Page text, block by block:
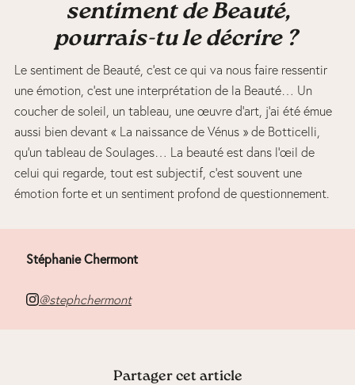
sentiment de Beauté,
pourrais-tu le décrire ?
Le sentiment de Beauté, c’est ce qui va nous faire ressentir
une émotion, c’est une interprétation de la Beauté… Un
coucher de soleil, un tableau, une œuvre d’art, j’ai été émue
aussi bien devant « La naissance de Vénus » de Botticelli,
qu’un tableau de Soulages… La beauté est dans l’œil de
celui qui regarde, tout est subjectif, c’est souvent une
émotion forte et un sentiment profond de questionnement.
Stéphanie Chermont
@stephchermont
Partager cet article